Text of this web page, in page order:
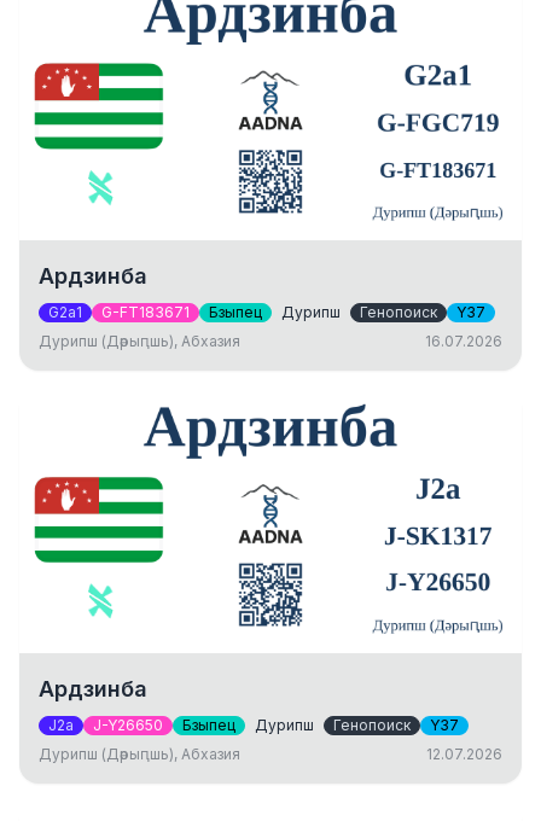
Ардзинба
G2a1 G-FT183671 Бзыпец Дурипш Генопоиск
Y37
Дурипш (Дәрыԥшь), Абхазия
16.07.2026
Ардзинба
J2a J-Y26650 Бзыпец Дурипш Генопоиск
Y37
Дурипш (Дәрыԥшь), Абхазия
12.07.2026